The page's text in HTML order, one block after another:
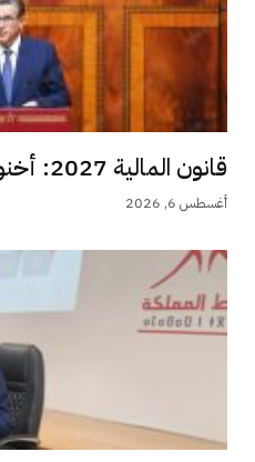
قانون المالية 2027: أخنوش يبقي على دعم...
أغسطس 6, 2026